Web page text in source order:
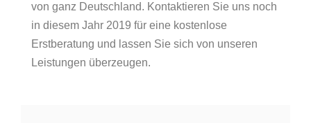
von ganz Deutschland. Kontaktieren Sie uns noch
in diesem Jahr 2019 für eine kostenlose
Erstberatung und lassen Sie sich von unseren
Leistungen überzeugen.